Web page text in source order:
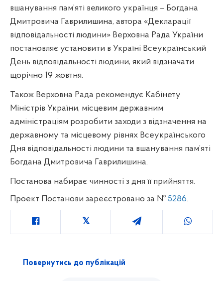
вшанування пам’яті великого українця – Богдана
Дмитровича Гаврилишина, автора «Декларації
відповідальності людини» Верховна Рада України
постановляє установити в Україні Всеукраїнський
День відповідальності людини, який відзначати
щорічно 19 жовтня.
Також Верховна Рада рекомендує Кабінету
Міністрів України, місцевим державним
адміністраціям розробити заходи з відзначення на
державному та місцевому рівнях Всеукраїнського
Дня відповідальності людини та вшанування пам’яті
Богдана Дмитровича Гаврилишина.
Постанова набирає чинності з дня її прийняття.
Проект Постанови зареєстровано за № 5286.
Повернутись до публікацій